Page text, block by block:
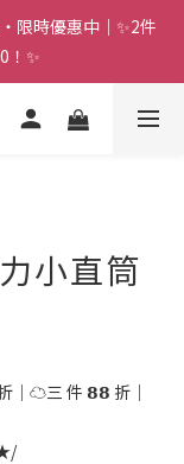
限時優惠中｜✨2件
！✨
小直筒
｜☁️三 件 𝟴𝟴 折｜